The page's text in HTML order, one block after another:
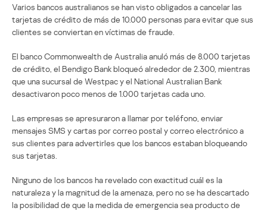
Varios bancos australianos se han visto obligados a cancelar las
tarjetas de crédito de más de 10.000 personas para evitar que sus
clientes se conviertan en víctimas de fraude.
El banco Commonwealth de Australia anuló más de 8.000 tarjetas
de crédito, el Bendigo Bank bloqueó alrededor de 2.300, mientras
que una sucursal de Westpac y el National Australian Bank
desactivaron poco menos de 1.000 tarjetas cada uno.
Las empresas se apresuraron a llamar por teléfono, enviar
mensajes SMS y cartas por correo postal y correo electrónico a
sus clientes para advertirles que los bancos estaban bloqueando
sus tarjetas.
Ninguno de los bancos ha revelado con exactitud cuál es la
naturaleza y la magnitud de la amenaza, pero no se ha descartado
la posibilidad de que la medida de emergencia sea producto de